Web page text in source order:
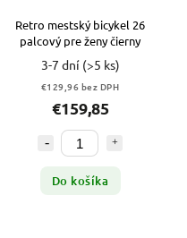
Retro mestský bicykel 26
palcový pre ženy čierny
3-7 dní (>5 ks)
€129,96 bez DPH
€159,85
Do košíka